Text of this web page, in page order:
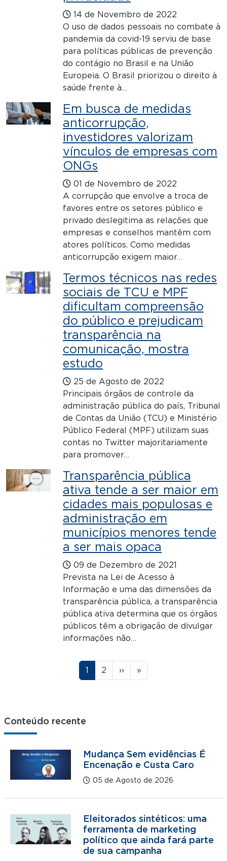
14 de Novembro de 2022
O uso de dados pessoais no combate à
pandemia da covid-19 serviu de base
para políticas públicas de prevenção
do contágio no Brasil e na União
Europeia. O Brasil priorizou o direito à
saúde frente à…
Em busca de medidas
anticorrupção,
investidores valorizam
vínculos de empresas com
ONGs
01 de Novembro de 2022
A corrupção que envolve a troca de
favores entre os setores público e
privado deslegitima as relações que
empresas e conselhos mantêm com
atores políticos. Como medidas
anticorrupção exigem maior…
Termos técnicos nas redes
sociais de TCU e MPF
dificultam compreensão
do público e prejudicam
transparência na
comunicação, mostra
estudo
25 de Agosto de 2022
Principais órgãos de controle da
administração pública do país, Tribunal
de Contas da União (TCU) e Ministério
Público Federal (MPF) utilizam suas
contas no Twitter majoritariamente
para promover…
Transparência pública
ativa tende a ser maior em
cidades mais populosas e
administração em
municípios menores tende
a ser mais opaca
09 de Dezembro de 2021
Prevista na Lei de Acesso à
Informação e uma das dimensões da
transparência pública, a transparência
pública ativa determina que os órgãos
públicos têm a obrigação de divulgar
informações não…
Página
1 Página
2 Próxima página
›› Última página
»
Conteúdo recente
Mudança Sem evidências É
Encenação e Custa Caro
05 de Agosto de 2026
Eleitorados sintéticos: uma
ferramenta de marketing
político que ainda fará parte
de sua campanha